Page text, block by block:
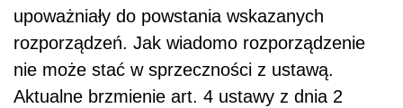
upoważniały do powstania wskazanych
rozporządzeń. Jak wiadomo rozporządzenie
nie może stać w sprzeczności z ustawą.
Aktualne brzmienie art. 4 ustawy z dnia 2